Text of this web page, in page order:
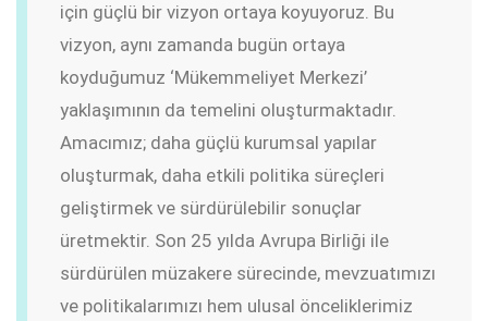
için güçlü bir vizyon ortaya koyuyoruz. Bu
vizyon, aynı zamanda bugün ortaya
koyduğumuz ‘Mükemmeliyet Merkezi’
yaklaşımının da temelini oluşturmaktadır.
Amacımız; daha güçlü kurumsal yapılar
oluşturmak, daha etkili politika süreçleri
geliştirmek ve sürdürülebilir sonuçlar
üretmektir. Son 25 yılda Avrupa Birliği ile
sürdürülen müzakere sürecinde, mevzuatımızı
ve politikalarımızı hem ulusal önceliklerimiz